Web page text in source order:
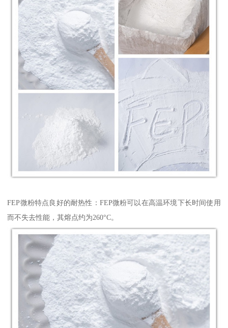
FEP微粉特点良好的耐热性：FEP微粉可以在高温环境下长时间使用
而不失去性能，其熔点约为260°C。